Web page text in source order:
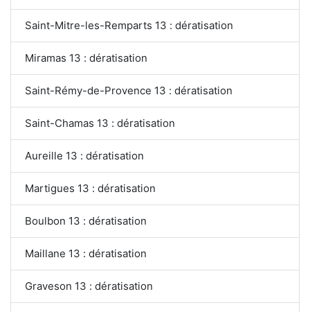
Saint-Mitre-les-Remparts 13 : dératisation
Miramas 13 : dératisation
Saint-Rémy-de-Provence 13 : dératisation
Saint-Chamas 13 : dératisation
Aureille 13 : dératisation
Martigues 13 : dératisation
Boulbon 13 : dératisation
Maillane 13 : dératisation
Graveson 13 : dératisation